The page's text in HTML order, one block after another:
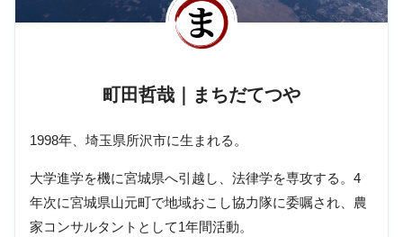
町田哲哉｜まちだてつや
1998年、埼玉県所沢市に生まれる。
大学進学を機に宮城県へ引越し、法律学を専攻する。4
年次に宮城県山元町で地域おこし協力隊に委嘱され、農
家コンサルタントとして1年間活動。